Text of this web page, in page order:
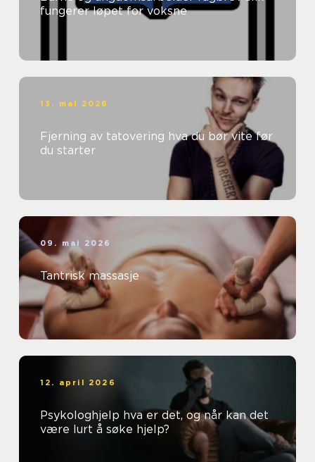
fungerer løpet for voksne
13. mai 2026
Fjerning av tatovering hva du bør vite før
du starter
09. mai 2026
Tantrisk massasje
12. april 2026
Psykologhjelp hva er det, og når kan det
være lurt å søke hjelp?